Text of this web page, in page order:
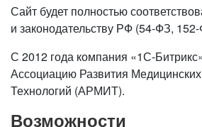
Сайт будет полностью
и законодательству РФ (54-ФЗ,
С 2012 года компания «1С-
Ассоциацию Развития
Технологий (АРМИТ).
Возможности